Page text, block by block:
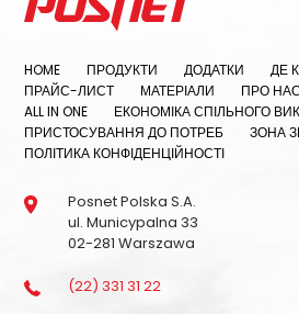
HOME ПРОДУКТИ ДОДАТКИ
ДЕ
ПРАЙС-ЛИСТ
МАТЕРІАЛИ ПРО НАС
ALL IN ONE
ЕКОНОМІКА СПІЛЬНОГО
ПРИСТОСУВАННЯ ДО ПОТРЕБ
ЗОНА
ПОЛІТИКА КОНФІДЕНЦІЙНОСТІ
Posnet Polska S.A.
ul. Municypalna 33
02-281 Warszawa
(22) 331 31 22